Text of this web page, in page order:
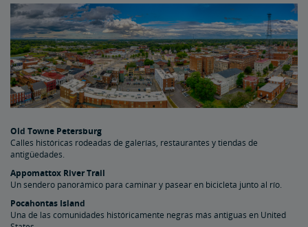
Old Towne Petersburg
Calles históricas rodeadas de galerías, restaurantes y tiendas de
antigüedades.
Appomattox River Trail
Un sendero panorámico para caminar y pasear en bicicleta junto al río.
Pocahontas Island
Una de las comunidades históricamente negras más antiguas en United